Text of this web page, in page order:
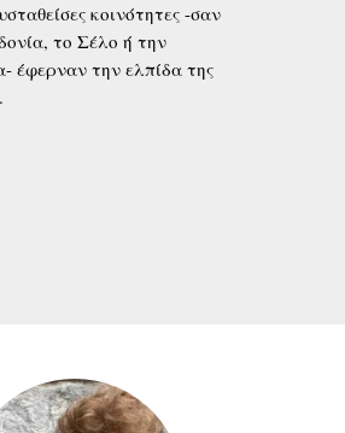
κοινότητες -σαν
το Σέλο ή την
έφερναν την ελπίδα της